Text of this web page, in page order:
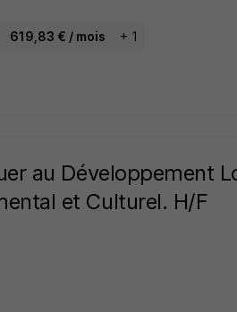
619,83 € / mois + 1
au Développement
et Culturel. H/F